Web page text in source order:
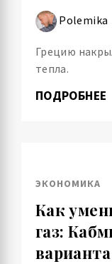
Polemika
Грецию
тепла.
ПОДРОБНЕЕ
ЭКОНОМИКА
Как
газ:
варианта